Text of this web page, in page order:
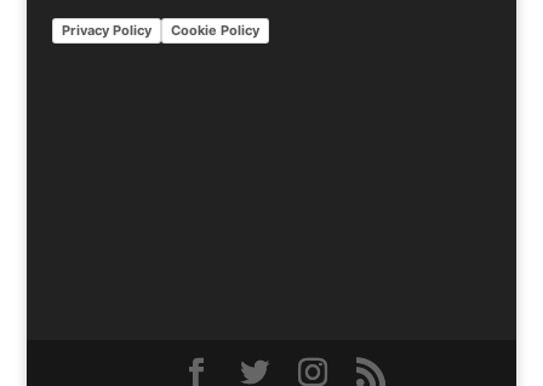
Privacy Policy Cookie Policy